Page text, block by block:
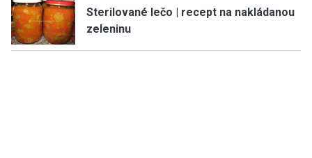
Sterilované lečo | recept na nakládanou
zeleninu